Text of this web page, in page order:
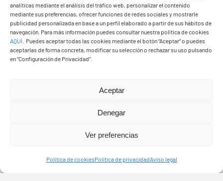
analíticas mediante el análisis del tráfico web, personalizar el contenido
mediante sus preferencias, ofrecer funciones de redes sociales y mostrarle
publicidad personalizada en base a un perfil elaborado a partir de sus hábitos de
navegación. Para más información puedes consultar nuestra política de cookies
AQUÍ
Puedes aceptar todas las cookies mediante el botón “Aceptar” o puedes
aceptarlas de forma concreta, modificar su selección o rechazar su uso pulsando
en “Configuración de Privacidad”.
Aceptar
Denegar
Ver preferencias
Política de cookiesPolítica de privacidadAviso legal
Ayuntamiento de Yaiza
Pza. de Los Remedios, 1
35570 – Yaiza
Tel:928 83 62 20
© Copyright2026 Ayuntamiento de Yaiza - Todos los